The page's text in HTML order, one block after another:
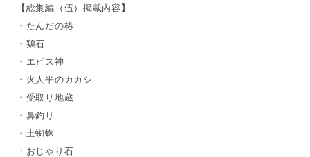
【総集編（伍）掲載内容】
・たんだの椿
・鶏石
・エビス神
・火人平のカカシ
・受取り地蔵
・鼻釣り
・土蜘蛛
・おじゃり石